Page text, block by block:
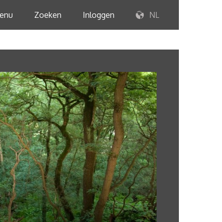
Zoeken Inloggen NL